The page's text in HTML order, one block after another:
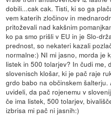
dobili...cak cak. Tisti, ki so ga
vem katerih zločinov in
pritoževali nad kakšnim
ko pa smo prišli v EU in je Slo-
prednost, so nekateri kazali
normalne:) NI mi jasno, morda je
listek in 500 tolarjev? In čudi me,
slovenisch klošar, ki je pač raje
grdo babo na občinskem
uvideli, da pač rojenemu v
če ima listek, 500 tolarjev,
izbrisa mi pač ni jasnih:)